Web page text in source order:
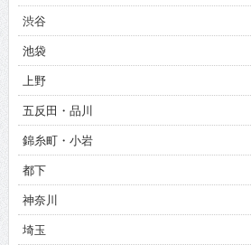
渋谷
池袋
上野
五反田・品川
錦糸町・小岩
都下
神奈川
埼玉